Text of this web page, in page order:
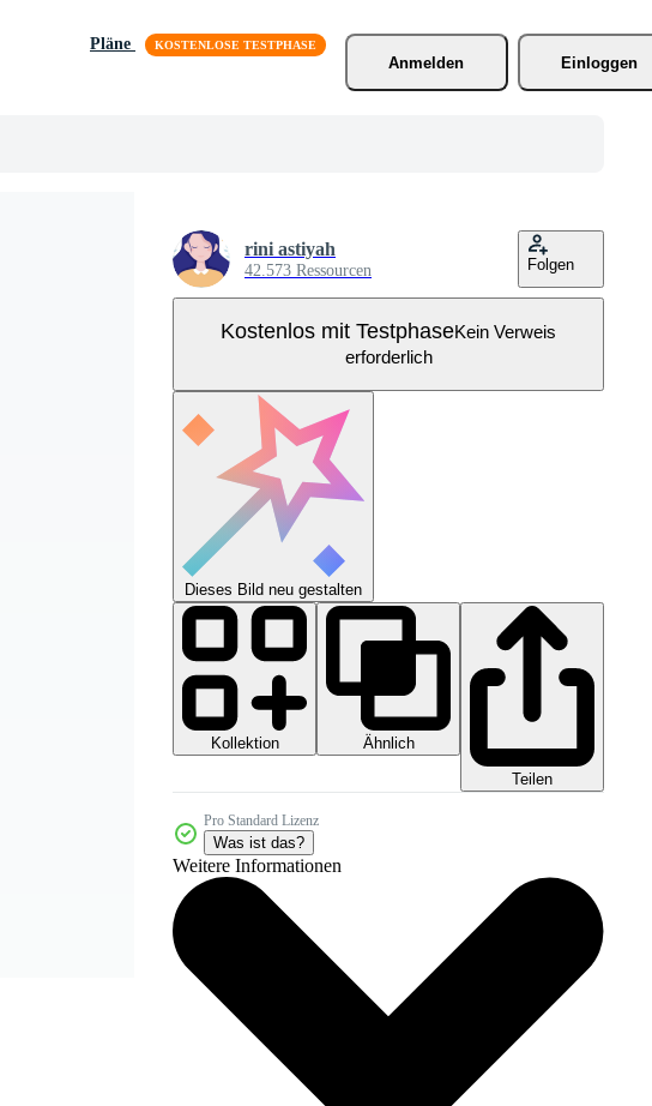
Pläne
Anmelden
Einloggen
rini astiyah
42.573 Ressourcen Folgen
Kostenlos mit TestphaseKein Verweis
erforderlich
Dieses Bild neu gestalten
Kollektion
Ähnlich
Teilen
Pro Standard Lizenz
Was ist das?
Weitere Informationen